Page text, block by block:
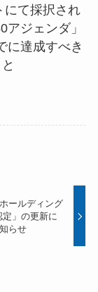
にて採択され
ジェンダ」
に達成すべき
ールディング
定」の更新に
らせ